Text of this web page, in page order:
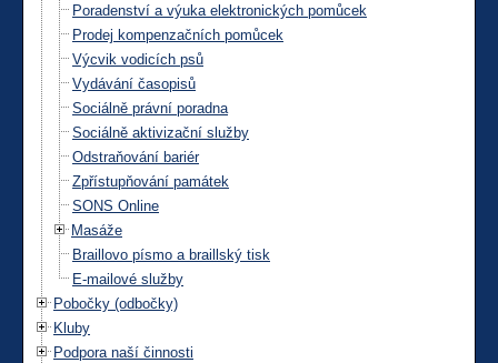
Poradenství a výuka elektronických pomůcek
Prodej kompenzačních pomůcek
Výcvik vodicích psů
Vydávání časopisů
Sociálně právní poradna
Sociálně aktivizační služby
Odstraňování bariér
Zpřístupňování památek
SONS Online
Masáže
Braillovo písmo a braillský tisk
E-mailové služby
Pobočky (odbočky)
Kluby
Podpora naší činnosti